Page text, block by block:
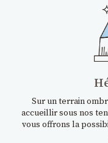
Sur un terrain
accueillir sous nos
vous offrons la